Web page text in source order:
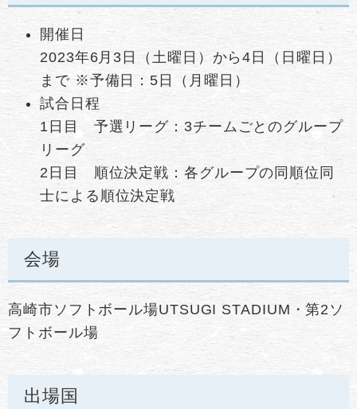
開催日
​2023年6月3日（土曜日）から4日（日曜日）
まで ※予備日：5日（月曜日）
試合日程
1日目 予選リーグ：3チームごとのグループ
リーグ
2日目 順位決定戦：各グループの同順位同
士による順位決定戦
会場
高崎市ソフトボール場UTSUGI STADIUM・第2ソ
フトボール場
出場国